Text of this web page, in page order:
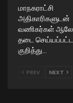
மாநகராட்சி
அதிகாரிகளுடன்
வணிகர்கள்
தடை செய்யப்பட்ட
குறித்து…
PREV NEXT